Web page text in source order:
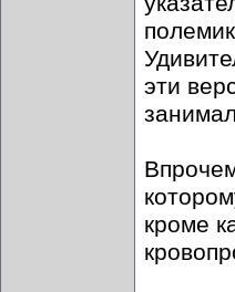
эти
кроме